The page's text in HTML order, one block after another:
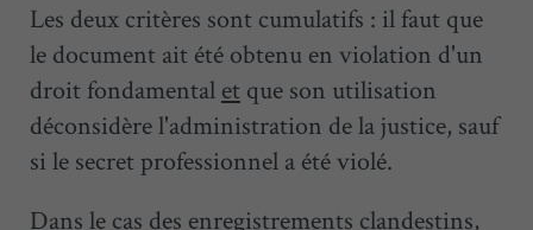
Les deux critères sont cumulatifs : il faut que
le document ait été obtenu en violation d'un
droit fondamental et que son utilisation
déconsidère l'administration de la justice, sauf
si le secret professionnel a été violé.
Dans le cas des enregistrements clandestins,